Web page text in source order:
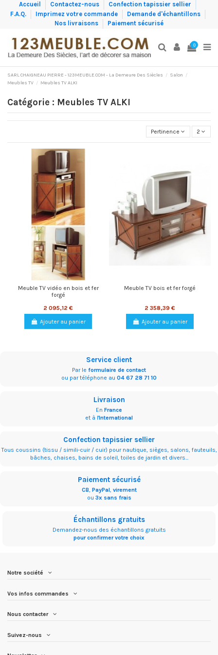
Accueil Contactez-nous
Confection tapissier sellier
F.A.Q.
Imprimez votre commande
Demande d'échantillons
Nos livraisons
Paiement sécurisé
0
SARL CHAIGNEAU PIERRE - 123MEUBLE.COM - La Demeure Des Siècles
Salon
Meubles TV
Meubles TV ALKI
Catégorie : Meubles TV ALKI
Pertinence 2
Meuble TV vidéo en bois et fer
forgé
2 095,12 €
Ajouter au panier
Meuble TV bois et fer forgé
2 358,39 €
Ajouter au panier
Service client
Par le formulaire de contact
ou par téléphone au 04 67 28 71 10
Livraison
En France
et à l'International
Confection tapissier sellier
Tous coussins (tissu / simili-cuir / cuir) pour nautique, sièges, salons, fauteuils,
bâches, chaises, bains de soleil, toiles de jardin et divers...
Paiement sécurisé
CB PayPal, virement
ou 3x sans frais
Échantillons gratuits
Demandez-nous des échantillons gratuits
pour confirmer votre choix
Notre société
Vos infos commandes
Nous contacter
Suivez-nous